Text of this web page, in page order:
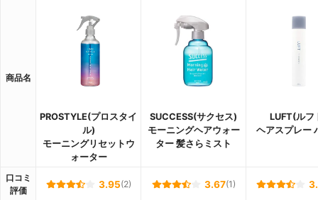
商品名
PROSTYLE(プロスタイ
ル)
モーニングリセットウ
ォーター
SUCCESS(サクセス)
モーニングヘアウォー
ター 髪さらミスト
LUFT(ルフ
ヘアスプレー
口コミ
評価
3.95(2) 3.67(1)